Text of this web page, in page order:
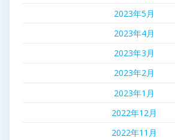
2023年5月
2023年4月
2023年3月
2023年2月
2023年1月
2022年12月
2022年11月